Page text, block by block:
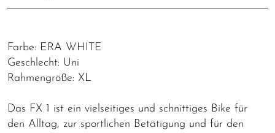
Farbe: ERA WHITE
Geschlecht: Uni
Rahmengröße: XL
Das FX 1 ist ein vielseitiges und schnittiges Bike für
den Alltag, zur sportlichen Betätigung und für den